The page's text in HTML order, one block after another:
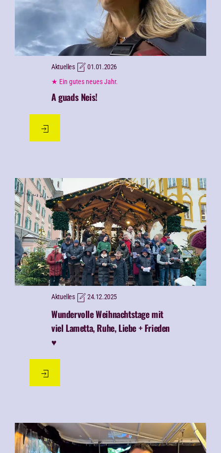
Aktuelles
01.01.2026
★ Ein gutes neues Jahr.
A guads Neis!
Aktuelles 24.12.2025
Wundervolle Weihnachtstage mit
viel Lametta, Ruhe, Liebe + Frieden
♥